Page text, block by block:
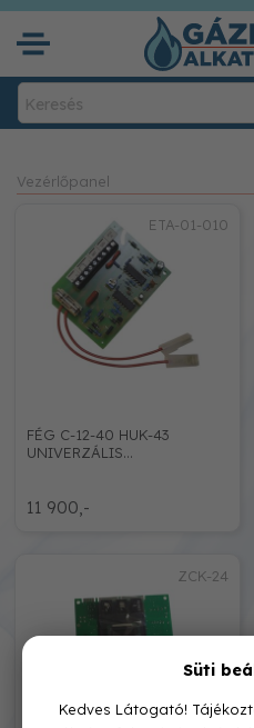
Vezérlőpanel
ETA-01-010
11 900,-
FÉG C-12-40 HUK-43
UNIVERZÁLIS
ZCK-24
Süti
Kedves Látogató!